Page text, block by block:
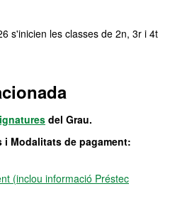
s'inicien les classes de 2n, 3r i 4t
del Grau.
Modalitats de pagament:
(inclou informació Préstec